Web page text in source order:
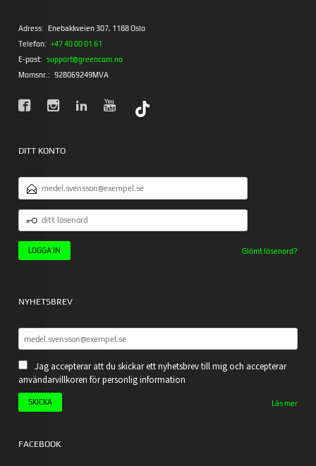
Adress: Enebakkveien 307, 1188 Oslo
Telefon: +47 40 00 01 61
E-post: support@greencom.no
Momsnr.: 928069249MVA
DITT KONTO
POSTADRESS
DITT
LÖSENORD
Glömt lösenord?
NYHETSBREV
Jag accepterar att du skickar ett nyhetsbrev till mig och accepterar
användarvillkoren för personlig information
Läs mer
FACEBOOK